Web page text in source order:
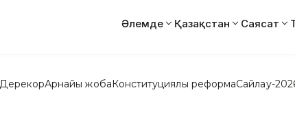
Әлемде Қазақстан Саясат
ДерекқорАрнайы жобаКонституциялық реформаСайлау-